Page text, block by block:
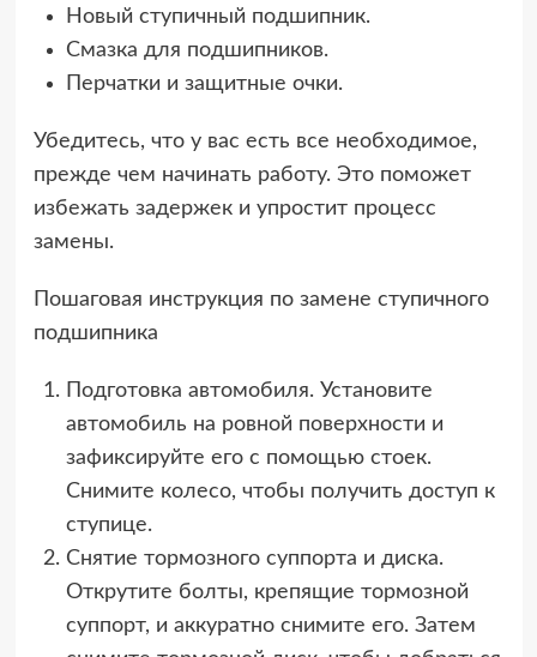
Новый ступичный подшипник.
Смазка для подшипников.
Перчатки и защитные очки.
Убедитесь, что у вас есть все необходимое,
прежде чем начинать работу. Это поможет
избежать задержек и упростит процесс
замены.
Пошаговая инструкция по замене ступичного
подшипника
Подготовка автомобиля. Установите
автомобиль на ровной поверхности и
зафиксируйте его с помощью стоек.
Снимите колесо, чтобы получить доступ к
ступице.
Снятие тормозного суппорта и диска.
Открутите болты, крепящие тормозной
суппорт, и аккуратно снимите его. Затем